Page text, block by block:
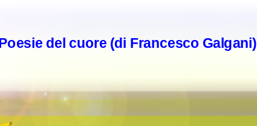
Poesie del cuore (di Francesco Galgani)